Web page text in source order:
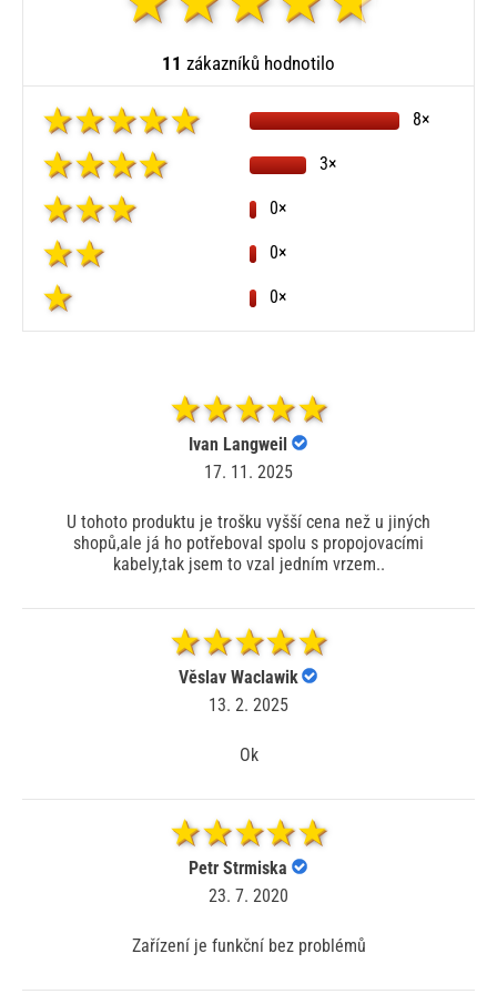
11 zákazníků hodnotilo
8×
3×
0×
0×
0×
Ivan Langweil
17. 11. 2025
U tohoto produktu je trošku vyšší cena než u jiných
shopů,ale já ho potřeboval spolu s propojovacími
kabely,tak jsem to vzal jedním vrzem..
Věslav Waclawik
13. 2. 2025
Ok
Petr Strmiska
23. 7. 2020
Zařízení je funkční bez problémů